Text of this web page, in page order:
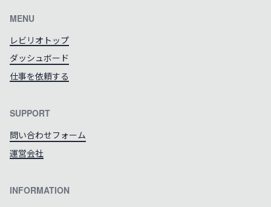
MENU
レビリオトップ
ダッシュボード
仕事を依頼する
SUPPORT
問い合わせフォーム
運営会社
INFORMATION